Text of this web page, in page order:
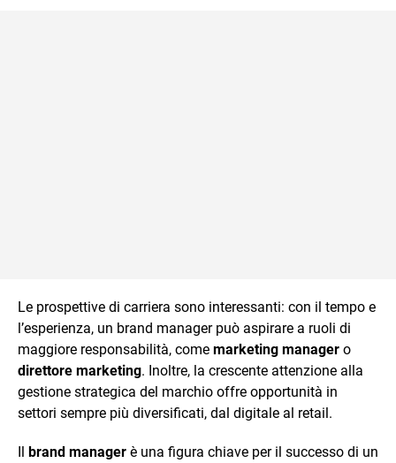
Le prospettive di carriera sono interessanti: con il tempo e
l’esperienza, un brand manager può aspirare a ruoli di
maggiore responsabilità, come marketing manager o
direttore marketing. Inoltre, la crescente attenzione alla
gestione strategica del marchio offre opportunità in
settori sempre più diversificati, dal digitale al retail.
Il brand manager è una figura chiave per il successo di un